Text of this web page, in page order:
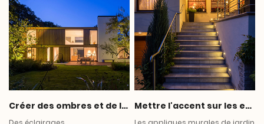
Créer des ombres et de la profondeur Mettre l'accent sur les entrées et les chemins